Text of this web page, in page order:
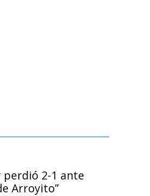
2-1 ante
Arroyito”